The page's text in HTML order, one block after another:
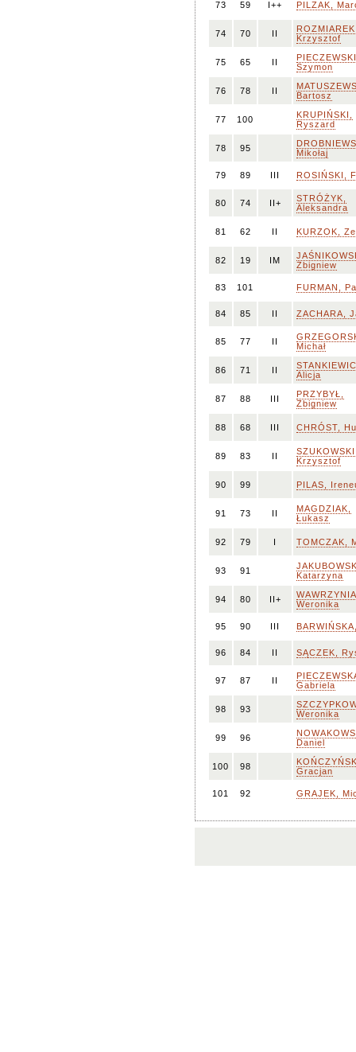
73 59 I++ PILZAK,
74 70 II
Krzysztof
75 65 II
Szymon
76 78 II
Bartosz
77 100
KRUPIŃSKI,
Ryszard
78 95
Mikołaj
79 89 III ROSIŃSKI,
80 74 II+
STRÓŻYK,
Aleksandra
81 62 II KURZOK,
82 19 IM
Zbigniew
83 101 FURMAN,
84 85 II ZACHARA,
85 77 II
Michał
86 71 II
Alicja
87 88 III
PRZYBYŁ,
Zbigniew
88 68 III CHRÓST,
89 83 II
Krzysztof
90 99 PILAS,
91 73 II
MAGDZIAK,
Łukasz
92 79 I TOMCZAK,
93 91
Katarzyna
94 80 II+
Weronika
95 90 III
96 84 II SĄCZEK,
97 87 II
Gabriela
98 93
Weronika
99 96
Daniel
100 98
Gracjan
101 92 GRAJEK,